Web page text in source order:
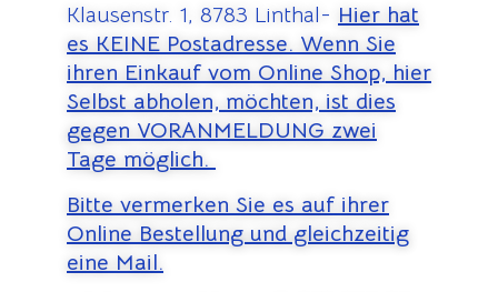
Klausenstr. 1, 8783 Linthal- Hier hat
es KEINE Postadresse. Wenn Sie
ihren Einkauf vom Online Shop, hier
Selbst abholen, möchten, ist dies
gegen VORANMELDUNG zwei
Tage möglich.
Bitte vermerken Sie es auf ihrer
Online Bestellung und gleichzeitig
eine Mail.